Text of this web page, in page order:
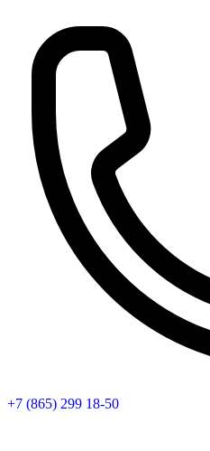
+7 (865) 299 18-50